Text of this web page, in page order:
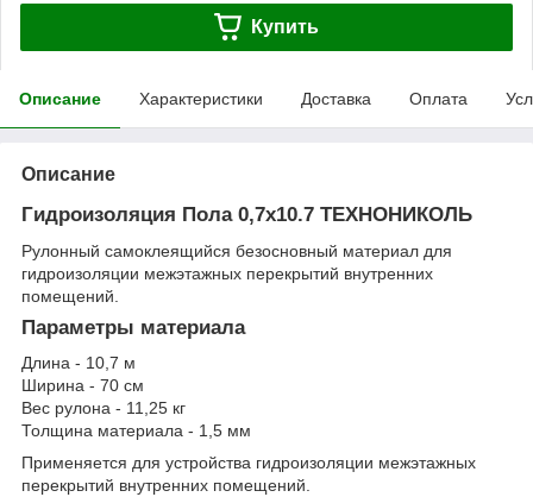
Купить
Описание Характеристики Доставка Оплата
Описание
Гидроизоляция Пола 0,7х10.7 ТЕХНОНИКОЛЬ
Рулонный самоклеящийся безосновный материал для
гидроизоляции межэтажных перекрытий внутренних
помещений.
Параметры материала
Длина - 10,7 м
Ширина - 70 см
Вес рулона - 11,25 кг
Толщина материала - 1,5 мм
Применяется для устройства гидроизоляции межэтажных
перекрытий внутренних помещений.